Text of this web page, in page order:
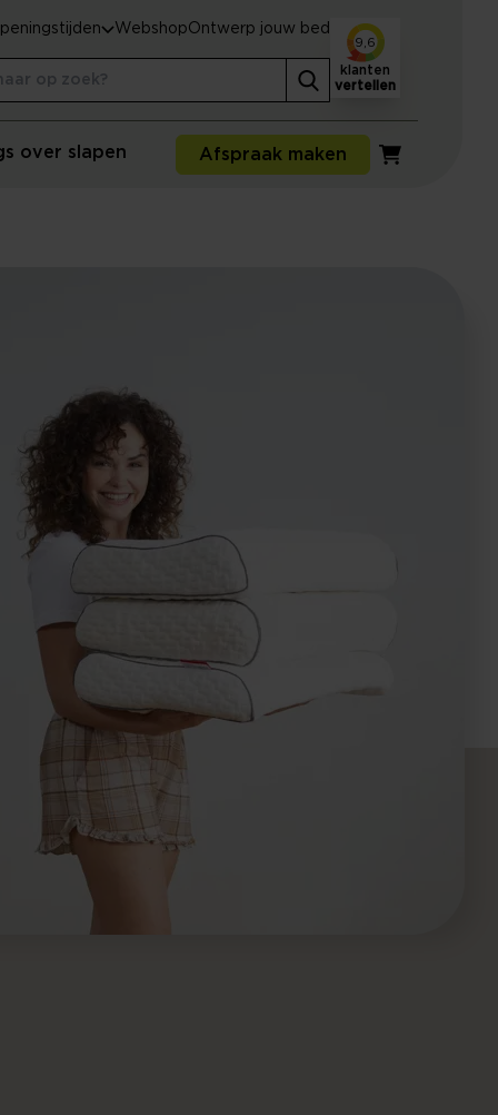
over slapen Afspraak maken
Winkelwagen
WebshopOntwerp jouw bed
9,6
klanten
vertellen